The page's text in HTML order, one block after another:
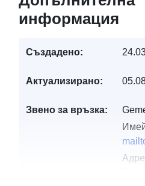
информация
Създадено:
Актуализирано:
Звено за връзка: